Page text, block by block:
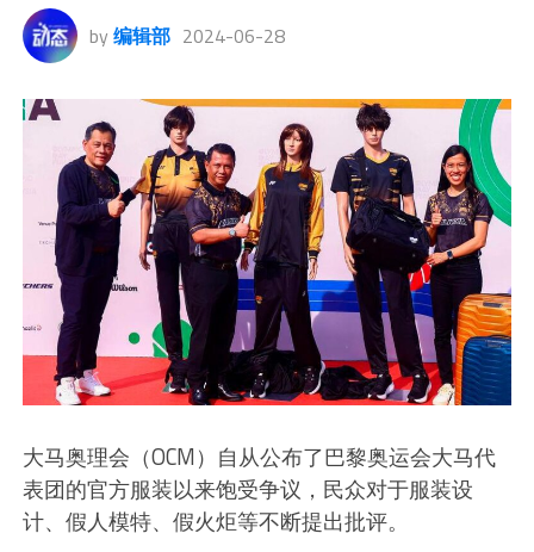
by 编辑部 2024-06-28
大马奥理会（OCM）自从公布了巴黎奥运会大马代
表团的官方服装以来饱受争议，民众对于服装设
计、假人模特、假火炬等不断提出批评。